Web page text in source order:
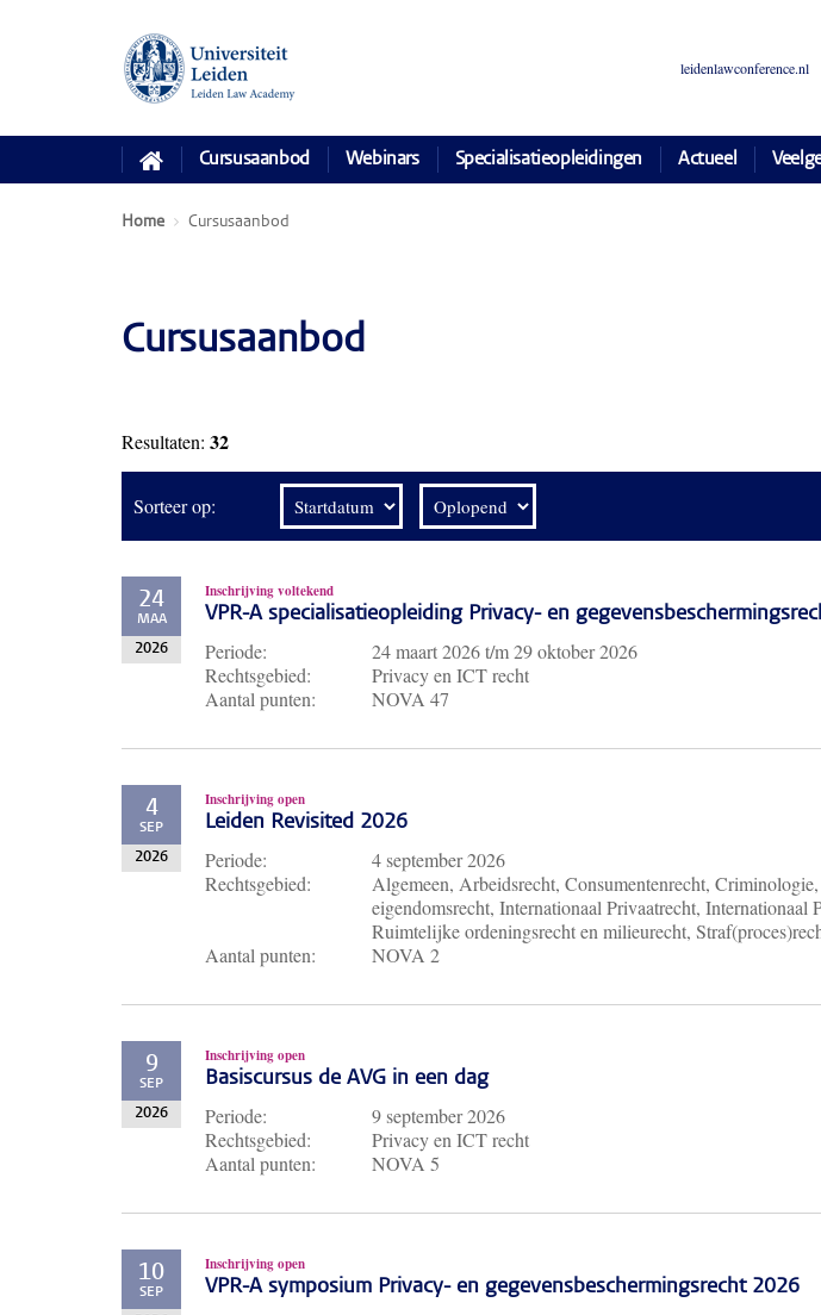
leidenlawconference.nl
Cursusaanbod Webinars Specialisatieopleidingen Actueel
Home Cursusaanbod
Cursusaanbod
Resultaten: 32
Sorteer op:
24
MAA
2026
Inschrijving voltekend
VPR-A specialisatieopleiding Privacy- en
Periode: 24 maart 2026t/m29 oktober 2026
Rechtsgebied:
Privacy en ICT recht
Aantal punten:
NOVA 47
4
SEP
2026
Inschrijving open
Leiden Revisited 2026
Periode:
4 september 2026
Rechtsgebied:
Algemeen, Arbeidsrecht, Consumentenrecht,
eigendomsrecht, Internationaal Privaatrecht,
Ruimtelijke ordeningsrecht en milieurecht,
Aantal punten:
NOVA 2
9
SEP
2026
Inschrijving open
Basiscursus de AVG in een dag
Periode:
9 september 2026
Rechtsgebied:
Privacy en ICT recht
Aantal punten:
NOVA 5
10
SEP
Inschrijving open
VPR-A symposium Privacy- en gegevensbeschermingsrecht 2026